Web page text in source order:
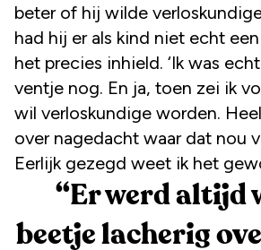
beter of hij wilde
had hij er als kind niet echt
het precies inhield. ‘Ik was
ventje nog. En ja, toen zei ik
wil verloskundige worden.
over nagedacht waar dat nou
Eerlijk gezegd weet ik het
“Er werd altijd
beetje lacherig